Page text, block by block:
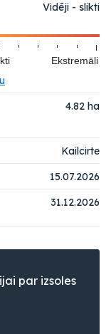
Vidēji - slikti
Ekstremāli
4.82 ha
Kailcirte
15.07.2026
31.12.2026
par izsoles